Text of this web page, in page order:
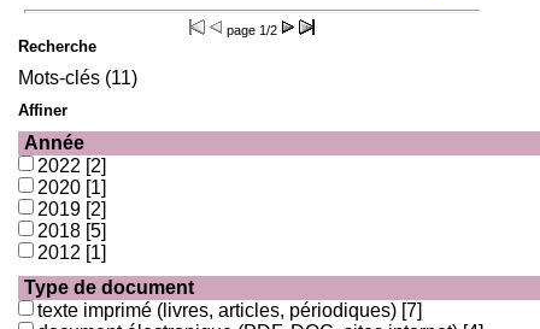
page 1/2
Recherche
Mots-clés (11)
Affiner
Année
2022 [2]
2020 [1]
2019 [2]
2018 [5]
2012 [1]
Type de document
texte imprimé (livres, articles, périodiques) [7]